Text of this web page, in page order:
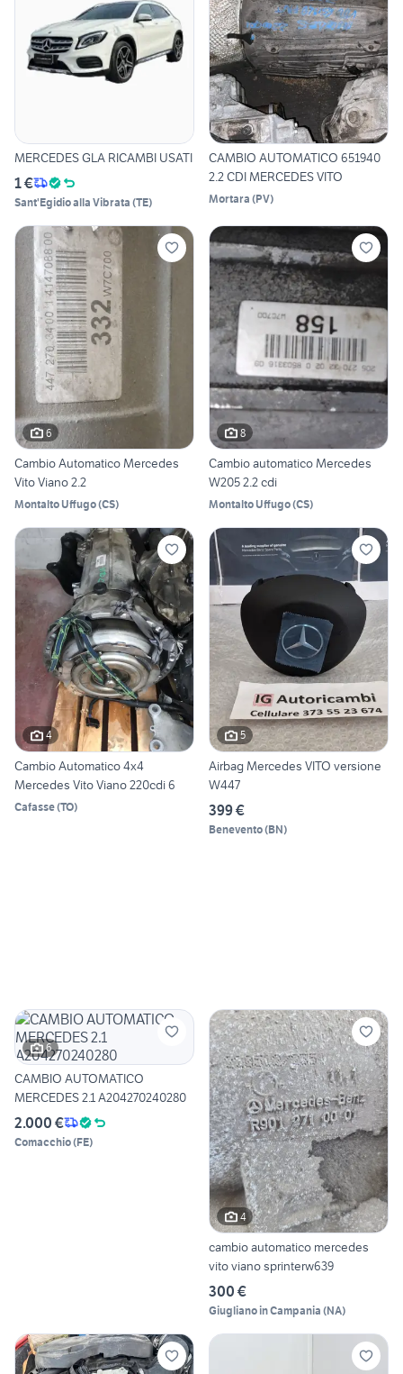
MERCEDES GLA RICAMBI USATI
1 €
Sant'Egidio alla Vibrata (TE)
CAMBIO AUTOMATICO 651940
2.2 CDI MERCEDES VITO
Mortara (PV)
6
Cambio Automatico Mercedes
Vito Viano 2.2
Montalto Uffugo(CS)
8
Cambio automatico Mercedes
W205 2.2 cdi
Montalto Uffugo(CS)
4
Cambio Automatico 4x4
Mercedes Vito Viano 220cdi 6
Cafasse(TO)
5
Airbag Mercedes VITO versione
W447
399 €
Benevento(BN)
6
CAMBIO AUTOMATICO
MERCEDES 2.1 A204270240280
2.000 €
Comacchio(FE)
4
cambio automatico mercedes
vito viano sprinterw639
300 €
Giugliano in Campania (NA)